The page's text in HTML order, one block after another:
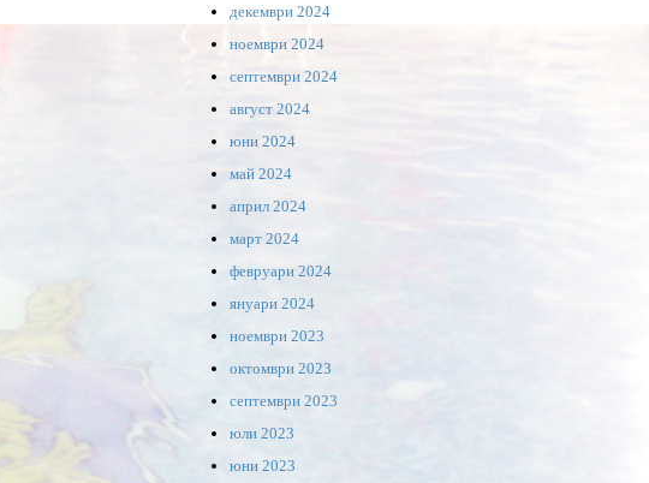
декември 2024
ноември 2024
септември 2024
август 2024
юни 2024
май 2024
април 2024
март 2024
февруари 2024
януари 2024
ноември 2023
октомври 2023
септември 2023
юли 2023
юни 2023